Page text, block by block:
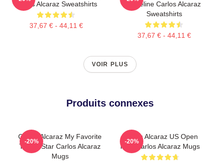
Carlos Alcaraz Sweatshirts
37,67 € - 44,11 €
Baseline Carlos Alcaraz
Sweatshirts
37,67 € - 44,11 €
VOIR PLUS
Produits connexes
Carlos Alcaraz My Favorite
Tennis Star Carlos Alcaraz
Mugs
-20%
Carlos Alcaraz US Open
King Carlos Alcaraz Mugs
-20%